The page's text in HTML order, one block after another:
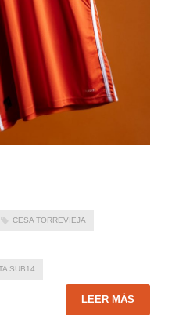
CESA TORREVIEJA
SUB14
LEER MÁS